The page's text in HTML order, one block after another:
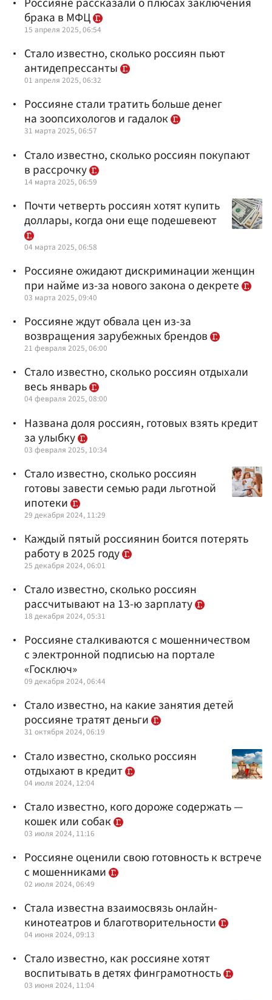
брака в МФЦ
15 апреля 2025, 06:54
Стало известно, сколько россиян пьют
антидепрессанты
01 апреля 2025, 06:32
Россияне стали тратить больше денег
на зоопсихологов и гадалок
31 марта 2025, 06:57
Стало известно, сколько россиян покупают
в рассрочку
14 марта 2025, 06:59
Почти четверть россиян хотят купить
доллары, когда они еще подешевеют
04 марта 2025, 06:58
Россияне ожидают дискриминации женщин
при найме из-за нового закона о декрете
03 марта 2025, 09:40
Россияне ждут обвала цен из-за
возвращения зарубежных брендов
21 февраля 2025, 06:00
Стало известно, сколько россиян отдыхали
весь январь
04 февраля 2025, 08:00
Названа доля россиян, готовых взять кредит
за улыбку
03 февраля 2025, 10:34
Стало известно, сколько россиян
готовы завести семью ради льготной
ипотеки
29 декабря 2024, 11:29
Каждый пятый россиянин боится потерять
работу в 2025 году
25 декабря 2024, 06:01
Стало известно, сколько россиян
рассчитывают на 13-ю зарплату
18 декабря 2024, 05:31
Россияне сталкиваются с мошенничеством
с электронной подписью на портале
«Госключ»
09 декабря 2024, 06:44
Стало известно, на какие занятия детей
россияне тратят деньги
31 октября 2024, 06:19
Стало известно, сколько россиян
отдыхают в кредит
04 июля 2024, 12:04
Стало известно, кого дороже содержать —
кошек или собак
03 июля 2024, 11:16
Россияне оценили свою готовность к встрече
с мошенниками
02 июля 2024, 06:49
Стала известна взаимосвязь онлайн-
кинотеатров и благотворительности
04 июня 2024, 09:13
Стало известно, как россияне хотят
воспитывать в детях финграмотность
03 июня 2024, 11:04